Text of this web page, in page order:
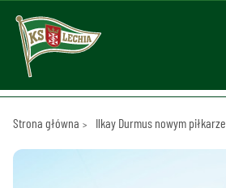
Strona główna Ilkay Durmus nowym